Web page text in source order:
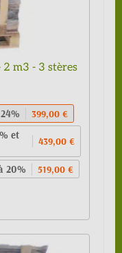
2 m3 - 3 stères
399,00 €
et
439,00 €
20% 519,00 €